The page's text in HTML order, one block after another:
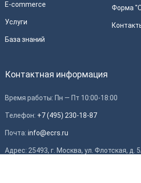
E-commerce
Услуги
База знаний
Форма
Контактная информация
Время работы: Пн — Пт 10:00-18:00
Телефон: +7 (495) 230-18-87
Почта: info@ecrs.ru
Адрес: 25493, г. Москва, ул. Флотская, д.